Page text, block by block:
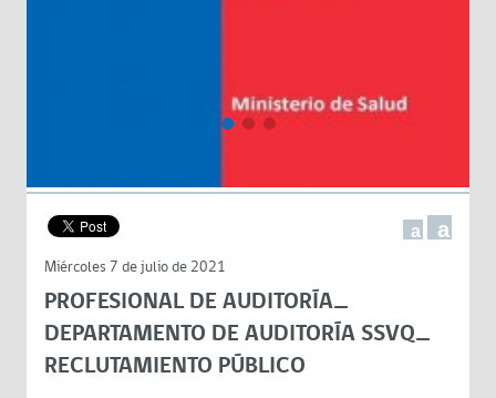
a a
Miércoles 7 de julio de 2021
PROFESIONAL DE AUDITORÍA_
DEPARTAMENTO DE AUDITORÍA SSVQ_
RECLUTAMIENTO PÚBLICO